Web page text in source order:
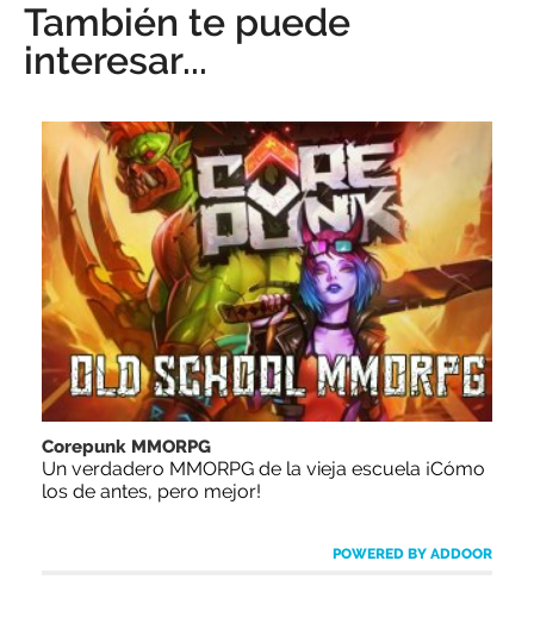
También te puede
interesar...
Corepunk MMORPG
Un verdadero MMORPG de la vieja escuela ¡Cómo
los de antes, pero mejor!
POWERED BY ADDOOR